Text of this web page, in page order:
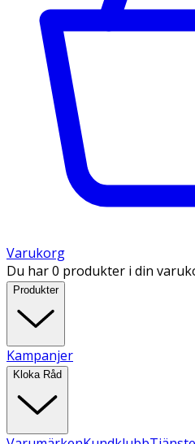
Varukorg
Du har 0 produkter i din
Produkter
Kampanjer
Kloka Råd